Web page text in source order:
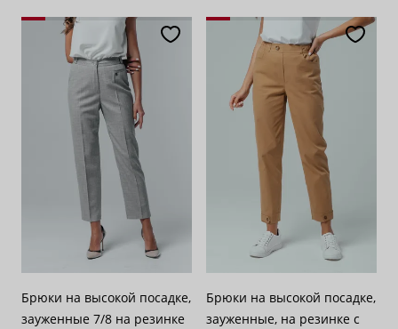
Брюки на высокой посадке,
зауженные 7/8 на резинке
Брюки на высокой посадке,
зауженные, на резинке с